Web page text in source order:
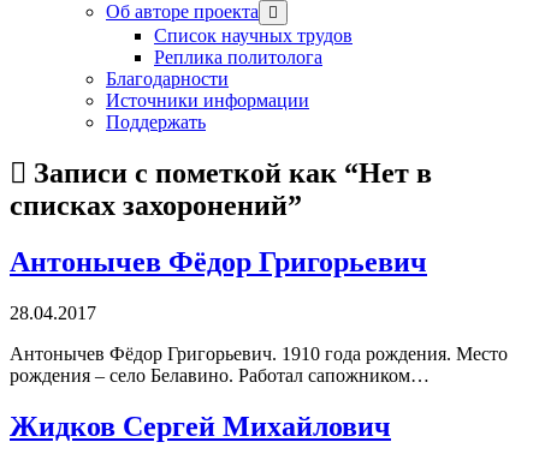
Об авторе проекта
открыть
меню
Список научных трудов
Реплика политолога
Благодарности
Источники информации
Поддержать
Записи с пометкой как “Нет в
списках захоронений”
Антонычев Фёдор Григорьевич
28.04.2017
Антонычев Фёдор Григорьевич. 1910 года рождения. Место
рождения – село Белавино. Работал сапожником…
Жидков Сергей Михайлович